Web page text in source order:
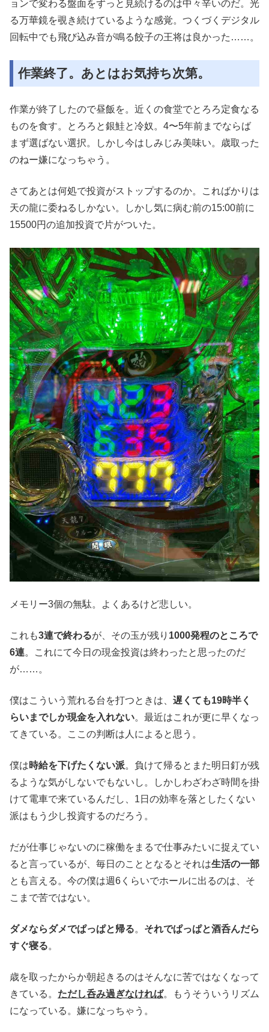
ョンで変わる盤面をずっと見続けるのは中々辛いのだ。光
る万華鏡を覗き続けているような感覚。つくづくデジタル
回転中でも飛び込み音が鳴る餃子の王将は良かった……。
作業終了。あとはお気持ち次第。
作業が終了したので昼飯を。近くの食堂でとろろ定食なる
ものを食す。とろろと銀鮭と冷奴。4〜5年前までならば
まず選ばない選択。しかし今はしみじみ美味い。歳取った
のねー嫌になっちゃう。
さてあとは何処で投資がストップするのか。こればかりは
天の龍に委ねるしかない。しかし気に病む前の15:00前に
15500円の追加投資で片がついた。
メモリー3個の無駄。よくあるけど悲しい。
これも3連で終わるが、その玉が残り 1000発程のところで
6連。これにて今日の現金投資は終わったと思ったのだ
が……。
僕はこういう荒れる台を打つときは、 遅くても19時半く
らいまでしか現金を入れない。最近はこれが更に早くなっ
てきている。ここの判断は人によると思う。
僕は時給を下げたくない派。負けて帰るとまた明日釘が残
るような気がしないでもないし。しかしわざわざ時間を掛
けて電車で来ているんだし、1日の効率を落としたくない
派はもう少し投資するのだろう。
だが仕事じゃないのに稼働をまるで仕事みたいに捉えてい
ると言っているが、毎日のこととなるとそれは生活の一部
とも言える。今の僕は週6くらいでホールに出るのは、そ
こまで苦ではない。
ダメならダメでぱっぱと帰る。 それでぱっぱと酒呑んだら
すぐ寝る。
歳を取ったからか朝起きるのはそんなに苦ではなくなって
きている。 ただし呑み過ぎなければ。もうそういうリズム
になっている。嫌になっちゃう。